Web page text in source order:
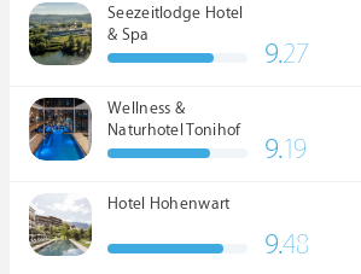
Seezeitlodge Hotel
& Spa
9.27
Wellness &
Naturhotel Tonihof
****S
9.19
Hotel Hohenwart
9.48